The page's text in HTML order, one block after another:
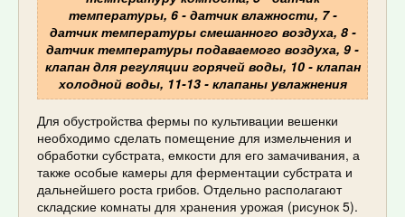
температуры, 6 - датчик влажности, 7 -
датчик температуры смешанного воздуха, 8 -
датчик температуры подаваемого воздуха, 9 -
клапан для регуляции горячей воды, 10 - клапан
холодной воды, 11-13 - клапаны увлажнения
Для обустройства фермы по культивации вешенки
необходимо сделать помещение для измельчения и
обработки субстрата, емкости для его замачивания, а
также особые камеры для ферментации субстрата и
дальнейшего роста грибов. Отдельно располагают
складские комнаты для хранения урожая (рисунок 5).